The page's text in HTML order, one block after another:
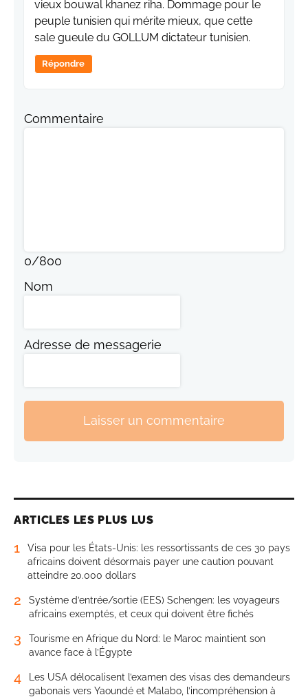
vieux bouwal khanez riha. Dommage pour le
peuple tunisien qui mérite mieux, que cette
sale gueule du GOLLUM dictateur tunisien.
Répondre
Commentaire
0/800
Nom
Adresse de messagerie
Laisser un commentaire
ARTICLES LES PLUS LUS
1
Visa pour les États-Unis: les ressortissants de ces 30 pays
africains doivent désormais payer une caution pouvant
atteindre 20.000 dollars
2
Système d’entrée/sortie (EES) Schengen: les voyageurs
africains exemptés, et ceux qui doivent être fichés
3
Tourisme en Afrique du Nord: le Maroc maintient son
avance face à l’Égypte
4
Les USA délocalisent l’examen des visas des demandeurs
gabonais vers Yaoundé et Malabo, l’incompréhension à